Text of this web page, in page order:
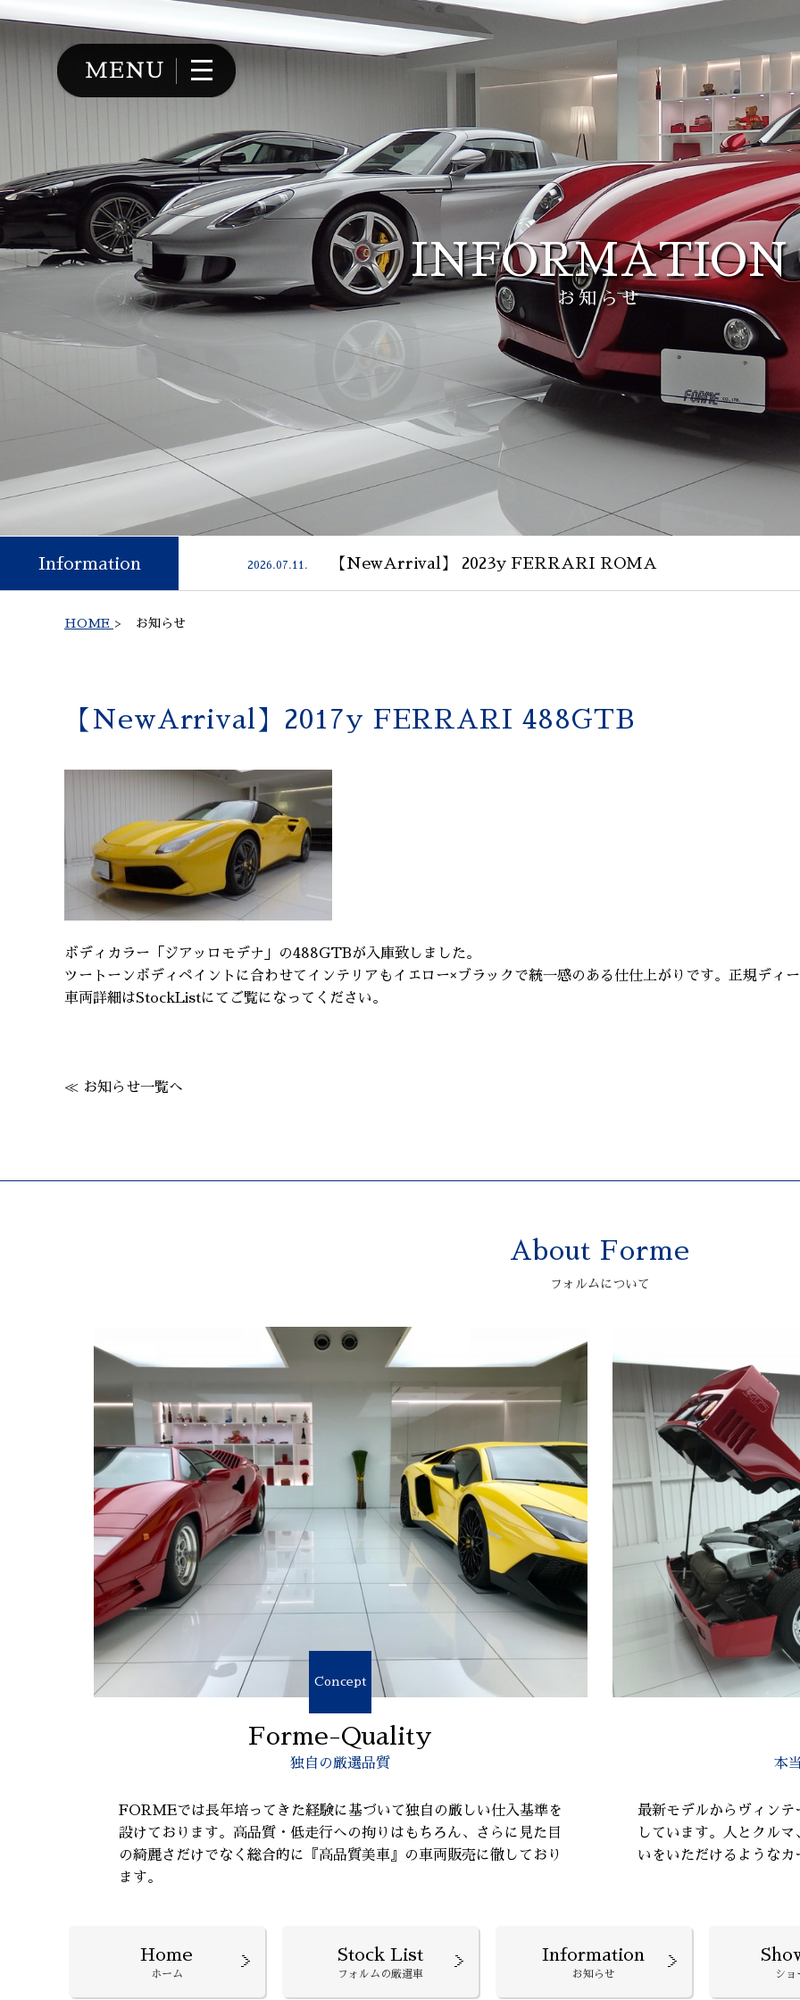
INFORMATION
お知らせ
Information 2026.07.11. 【NewArrival】 2023y FERRARI ROMA
HOME > お知らせ
【NewArrival】2017y FERRARI 488GTB
ボディカラー「ジアッロモデナ」の488GTBが入庫致しました。
ツートーンボディペイントに合わせてインテリアもイエロー×ブラックで統一感のある仕仕上がりです。正規ディ
車両詳細はStockListにてご覧になってください。
≪ お知らせ一覧へ
About Forme
フォルムについて
Concept
Forme-Quality
独自の厳選品質
FORMEでは長年培ってきた経験に基づいて独自の厳しい仕入基準を
設けております。高品質・低走行への拘りはもちろん、さらに見た目
の綺麗さだけでなく総合的に『高品質美車』の車両販売に徹しており
ます。
本
最新モデルからヴィン
しています。人とクル
いをいただけるようなカ
Home
ホーム
Stock List
フォルムの厳選車
Information
お知らせ ショ